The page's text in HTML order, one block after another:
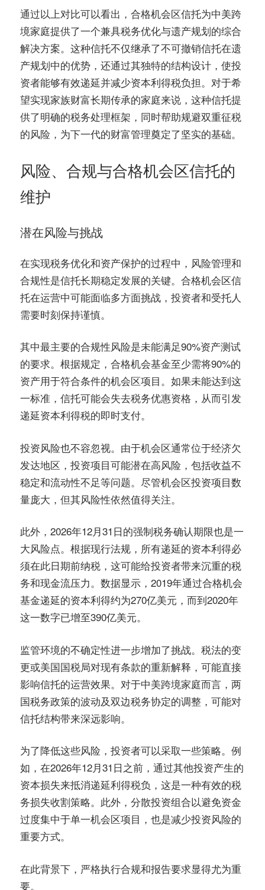
通过以上对比可以看出，合格机会区信托为中美跨
境家庭提供了一个兼具税务优化与遗产规划的综合
解决方案。这种信托不仅继承了不可撤销信托在遗
产规划中的优势，还通过其独特的结构设计，使投
资者能够有效递延并减少资本利得税负担。对于希
望实现家族财富长期传承的家庭来说，这种信托提
供了明确的税务处理框架，同时帮助规避双重征税
的风险，为下一代的财富管理奠定了坚实的基础。
风险、合规与合格机会区信托的
维护
潜在风险与挑战
在实现税务优化和资产保护的过程中，风险管理和
合规性是信托长期稳定发展的关键。合格机会区信
托在运营中可能面临多方面挑战，投资者和受托人
需要时刻保持谨慎。
其中最主要的合规性风险是未能满足90%资产测试
的要求。根据规定，合格机会基金至少需将90%的
资产用于符合条件的机会区项目。如果未能达到这
一标准，信托可能会失去税务优惠资格，从而引发
递延资本利得税的即时支付。
投资风险也不容忽视。由于机会区通常位于经济欠
发达地区，投资项目可能潜在高风险，包括收益不
稳定和流动性不足等问题。尽管机会区投资项目数
量庞大，但其风险性依然值得关注。
此外，2026年12月31日的强制税务确认期限也是一
大风险点。根据现行法规，所有递延的资本利得必
须在此日期前纳税，这可能给投资者带来沉重的税
务和现金流压力。数据显示，2019年通过合格机会
基金递延的资本利得约为270亿美元，而到2020年
这一数字已增至390亿美元。
监管环境的不确定性进一步增加了挑战。税法的变
更或美国国税局对现有条款的重新解释，可能直接
影响信托的运营效果。对于中美跨境家庭而言，两
国税务政策的波动及双边税务协定的调整，可能对
信托结构带来深远影响。
为了降低这些风险，投资者可以采取一些策略。例
如，在2026年12月31日之前，通过其他投资产生的
资本损失来抵消递延利得税负，这是一种有效的税
务损失收割策略。此外，分散投资组合以避免资金
过度集中于单一机会区项目，也是减少投资风险的
重要方式。
在此背景下，严格执行合规和报告要求显得尤为重
要。